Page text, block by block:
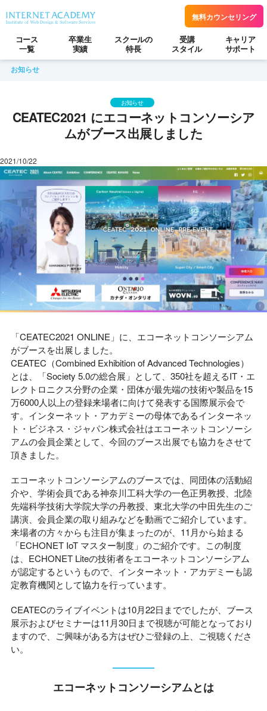
無料カウンセリング
コース
一覧
卒業生
実績
スクールの
特長
受講
スタイル
キャリア
サポート
お知らせ
お知らせ
CEATEC2021 にエコーネットコンソーシア
ムがブース出展しました
2021/10/22
「CEATEC2021 ONLINE」に、エコーネットコンソーシアム
がブースを出展しました。
CEATEC（Combined Exhibition of Advanced Technologies）
とは、「Society 5.0の総合展」として、350社を超えるIT・エ
レクトロニクス分野の企業・団体が最先端の技術や製品を15
万6000人以上の登録来場者に向けて発表する国際展示会で
す。インターネット・アカデミーの母体であるインターネッ
ト・ビジネス・ジャパン株式会社はエコーネットコンソーシ
アムの会員企業として、今回のブース出展でも協力をさせて
頂きました。
エコーネットコンソーシアムのブースでは、同団体の活動紹
介や、学術会員である神奈川工科大学の一色正男教授、北陸
先端科学技術大学院大学の丹教授、東北大学の中田先生のご
講演、会員企業の取り組みなどを動画でご紹介しています。
来場者の方々からも注目が集まったのが、11月から始まる
「ECHONET IoT マスター制度」のご紹介です。この制度
は、ECHONET Liteの技術者をエコーネットコンソーシアム
が認定するというもので、インターネット・アカデミーも認
定教育機関として協力を行っています。
CEATECのライブイベントは10月22日まででしたが、ブース
展示およびセミナーは11月30日まで視聴が可能となっており
ますので、ご興味がある方はぜひご登録の上、ご視聴くださ
い。
エコーネットコンソーシアムとは